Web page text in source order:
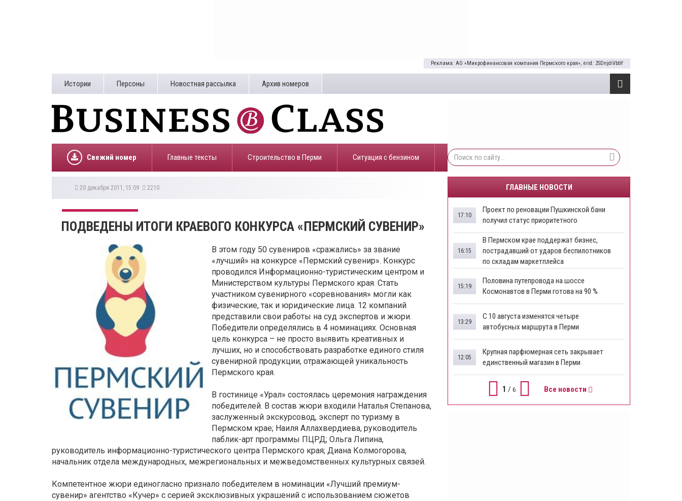
Реклама: АО «Микрофинансовая компания Пермского края», erid: 2SDnjdiVbbY
Истории Персоны Новостная рассылка Архив номеров
Свежий номер Главные тексты Строительство в Перми ​Ситуация с бензином
20 декабря 2011, 15:09 2210
ПОДВЕДЕНЫ ИТОГИ КРАЕВОГО КОНКУРСА «ПЕРМСКИЙ СУВЕНИР»
В этом году 50 сувениров «сражались» за звание
«лучший» на конкурсе «Пермский сувенир». Конкурс
проводился Информационно-туристическим центром и
Министерством культуры Пермского края. Стать
участником сувенирного «соревнования» могли как
физические, так и юридические лица. 12 компаний
представили свои работы на суд экспертов и жюри.
Победители определялись в 4 номинациях. Основная
цель конкурса – не просто выявить креативных и
лучших, но и способствовать разработке единого стиля
сувенирной продукции, отражающей уникальность
Пермского края.
В гостинице «Урал» состоялась церемония награждения
победителей. В состав жюри входили Наталья Степанова,
заслуженный экскурсовод, эксперт по туризму в
Пермском крае; Наиля Аллахвердиева, руководитель
паблик-арт программы ПЦРД; Ольга Липина,
руководитель информационно-туристического центра Пермского края; Диана Колмогорова,
начальник отдела международных, межрегиональных и межведомственных культурных связей.
Компетентное жюри единогласно признало победителем в номинации «Лучший премиум-
сувенир» агентство «Кучер» с серией эксклюзивных украшений с использованием сюжетов
ГЛАВНЫЕ НОВОСТИ
​Проект по реновации Пушкинской бани
получил статус приоритетного
17:10
​В Пермском крае поддержат бизнес,
пострадавший от ударов беспилотников
по складам маркетплейса
16:15
​Половина путепровода на шоссе
Космонавтов в Перми готова на 90 %
15:19
​С 10 августа изменятся четыре
автобусных маршрута в Перми
13:29
​Крупная парфюмерная сеть закрывает
единственный магазин в Перми
12:05
1 / 6 Все новости